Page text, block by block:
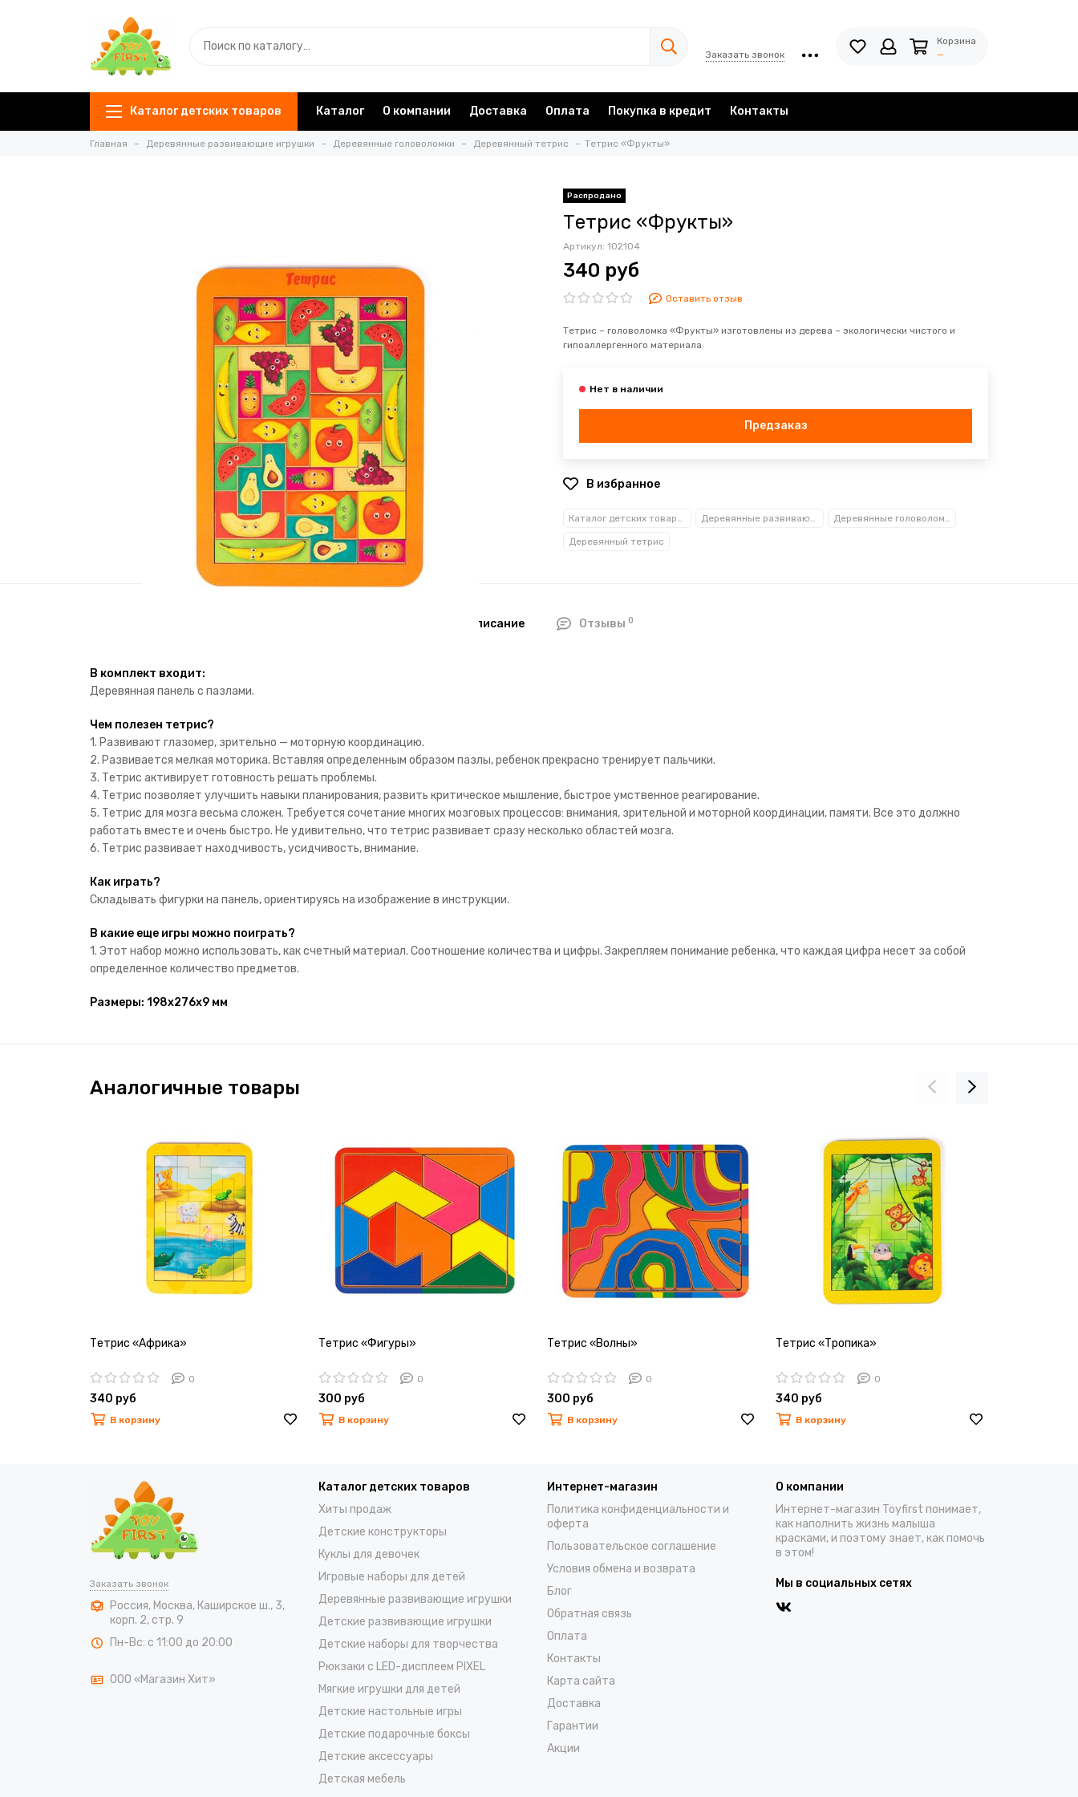
Заказать звонок
Корзина
…
Каталог детских товаров Каталог О компании Доставка Оплата Покупка в кредит Контакты
Главная Деревянные развивающие игрушки Деревянные головоломки Деревянный тетрис Тетрис «Фрукты»
Тетрис «Фрукты»
Артикул: 102104
340 руб
Оставить отзыв
Тетрис – головоломка «Фрукты» изготовлены из дерева – экологически чистого и
гипоаллергенного материала.
Предзаказ
В избранное
Каталог детских товаров Деревянные развивающие игрушки Деревянные головоломки
Деревянный тетрис
Описание Отзывы0
В комплект входит:
Деревянная панель с пазлами.
Чем полезен тетрис?
1. Развивают глазомер, зрительно — моторную координацию.
2. Развивается мелкая моторика. Вставляя определенным образом пазлы, ребенок прекрасно тренирует пальчики.
3. Тетрис активирует готовность решать проблемы.
4. Тетрис позволяет улучшить навыки планирования, развить критическое мышление, быстрое умственное реагирование.
5. Тетрис для мозга весьма сложен. Требуется сочетание многих мозговых процессов: внимания, зрительной и моторной координации, памяти. Все это должно
работать вместе и очень быстро. Не удивительно, что тетрис развивает сразу несколько областей мозга.
6. Тетрис развивает находчивость, усидчивость, внимание.
Как играть?
Складывать фигурки на панель, ориентируясь на изображение в инструкции.
В какие еще игры можно поиграть?
1. Этот набор можно использовать, как счетный материал. Соотношение количества и цифры. Закрепляем понимание ребенка, что каждая цифра несет за собой
определенное количество предметов.
Размеры: 198x276x9 мм
Аналогичные товары
Тетрис «Африка»
0
340 руб
В корзину
Тетрис «Фигуры»
0
300 руб
В корзину
Тетрис «Волны»
0
300 руб
В корзину
Тетрис «Тропика»
0
340 руб
В корзину
Заказать звонок
Россия, Москва, Каширское ш., 3,
корп. 2, стр. 9
Пн-Вс: с 11:00 до 20:00
ООО «Магазин Хит»
Каталог детских товаров
Хиты продаж
Детские конструкторы
Куклы для девочек
Игровые наборы для детей
Деревянные развивающие игрушки
Детские развивающие игрушки
Детские наборы для творчества
Рюкзаки с LED-дисплеем PIXEL
Мягкие игрушки для детей
Детские настольные игры
Детские подарочные боксы
Детские аксессуары
Детская мебель
Интернет-магазин
Политика конфиденциальности и
оферта
Пользовательское соглашение
Условия обмена и возврата
Блог
Обратная связь
Оплата
Контакты
Карта сайта
Доставка
Гарантии
Акции
О компании
Интернет-магазин Toyfirst понимает,
как наполнить жизнь малыша
красками, и поэтому знает, как помочь
в этом!
Мы в социальных сетях